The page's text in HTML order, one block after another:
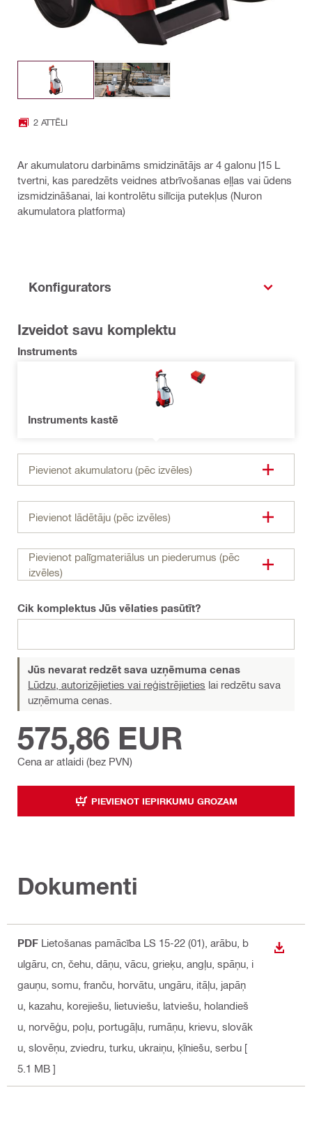
2 ATTĒLI
Ar akumulatoru darbināms smidzinātājs ar 4 galonu |15 L
tvertni, kas paredzēts veidnes atbrīvošanas eļļas vai ūdens
izsmidzināšanai, lai kontrolētu silīcija putekļus (Nuron
akumulatora platforma)
Konfigurators
Izveidot savu komplektu
Instruments
Instruments kastē
Pievienot akumulatoru (pēc izvēles)
Pievienot lādētāju (pēc izvēles)
Pievienot palīgmateriālus un piederumus (pēc
izvēles)
Cik komplektus Jūs vēlaties pasūtīt?
Jūs nevarat redzēt sava uzņēmuma cenas
Lūdzu, autorizējieties vai reģistrējieties lai redzētu sava
uzņēmuma cenas.
Cena ar atlaidi (bez PVN)
575,86 EUR
PIEVIENOT IEPIRKUMU GROZAM
Dokumenti
PDF Lietošanas pamācība LS 15-22 (01) , arābu, b
ulgāru, cn, čehu, dāņu, vācu, grieķu, angļu, spāņu, i
gauņu, somu, franču, horvātu, ungāru, itāļu, japāņ
u, kazahu, korejiešu, lietuviešu, latviešu, holandieš
u, norvēģu, poļu, portugāļu, rumāņu, krievu, slovāk
u, slovēņu, zviedru, turku, ukraiņu, ķīniešu, serbu [
5.1 MB ]